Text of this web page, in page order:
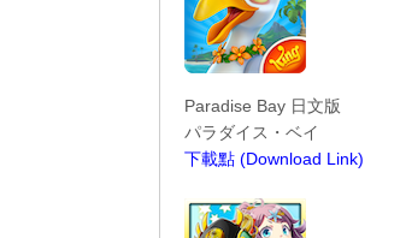
Paradise Bay 日文版
パラダイス・ベイ
下載點 (Download Link)